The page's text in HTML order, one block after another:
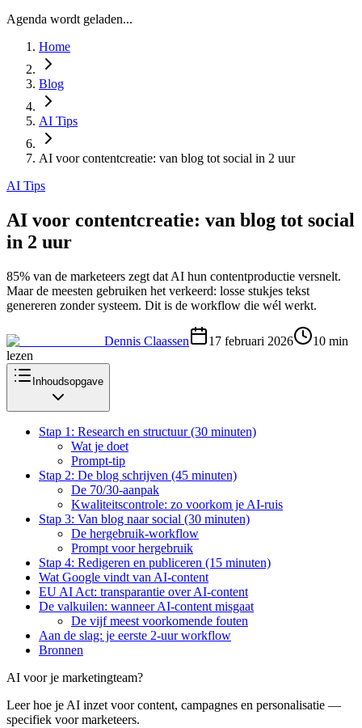
Agenda wordt geladen...
Home
Blog
AI Tips
AI voor contentcreatie: van blog tot social in 2 uur
AI Tips
AI voor contentcreatie: van blog tot social
in 2 uur
85% van de marketeers zegt dat AI hun contentproductie versnelt.
Maar de meesten gebruiken het verkeerd: losse stukjes tekst
genereren zonder systeem. Dit is de workflow die wél werkt.
Dennis Claassen 17 februari 2026 10 min
lezen
Inhoudsopgave
Stap 1: Research en structuur (30 minuten)
Wat je doet
Prompt-tip
Stap 2: De blog schrijven (45 minuten)
De 70/30-aanpak
Kwaliteitscontrole: zo voorkom je AI-ruis
Stap 3: Van blog naar social (30 minuten)
De hergebruik-workflow
Prompt voor hergebruik
Stap 4: Redigeren en publiceren (15 minuten)
Wat Google vindt van AI-content
EU AI Act: transparantie over AI-content
De valkuilen: wanneer AI-content misgaat
De vijf meest voorkomende fouten
Aan de slag: je eerste 2-uur workflow
Bronnen
AI voor je marketingteam?
Leer hoe je AI inzet voor content, campagnes en personalisatie —
specifiek voor marketeers.